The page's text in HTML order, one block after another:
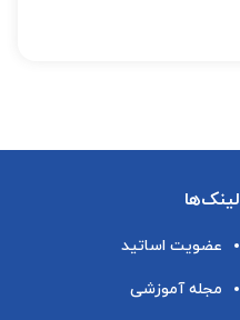
لینک‌ها
عضویت اساتید
مجله آموزشی